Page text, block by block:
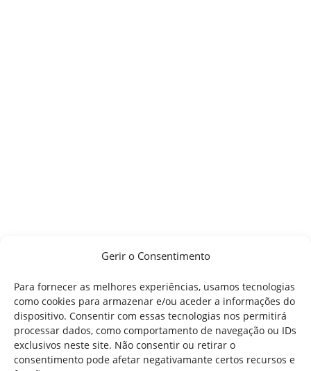
Gerir o Consentimento
Para fornecer as melhores experiências, usamos tecnologias
como cookies para armazenar e/ou aceder a informações do
dispositivo. Consentir com essas tecnologias nos permitirá
processar dados, como comportamento de navegação ou IDs
exclusivos neste site. Não consentir ou retirar o
consentimento pode afetar negativamante certos recursos e